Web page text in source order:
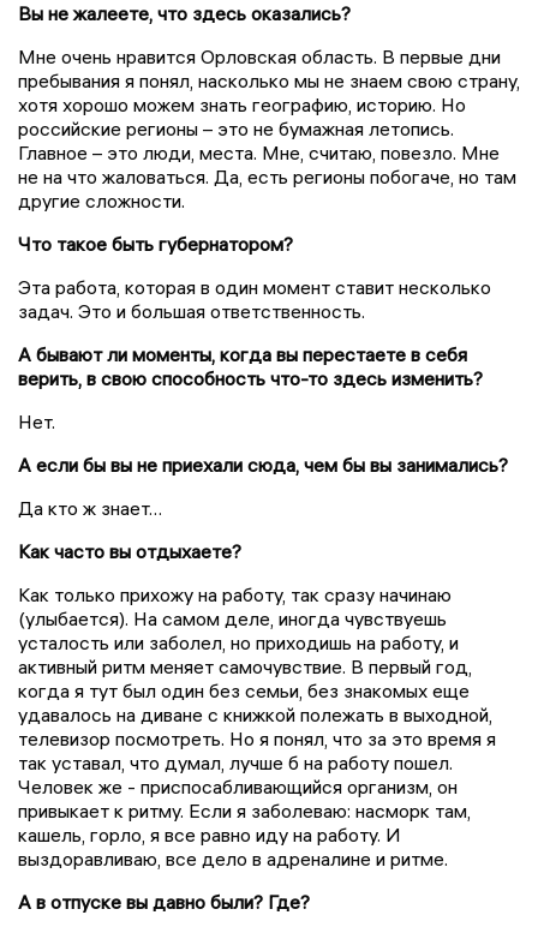
Вы не жалеете, что здесь оказались?
Мне очень нравится Орловская область. В первые дни
пребывания я понял, насколько мы не знаем свою страну,
хотя хорошо можем знать географию, историю. Но
российские регионы – это не бумажная летопись.
Главное – это люди, места. Мне, считаю, повезло. Мне
не на что жаловаться. Да, есть регионы побогаче, но там
другие сложности.
Что такое быть губернатором?
Эта работа, которая в один момент ставит несколько
задач. Это и большая ответственность.
А бывают ли моменты, когда вы перестаете в себя
верить, в свою способность что-то здесь изменить?
Нет.
А если бы вы не приехали сюда, чем бы вы занимались?
Да кто ж знает…
Как часто вы отдыхаете?
Как только прихожу на работу, так сразу начинаю
(улыбается). На самом деле, иногда чувствуешь
усталость или заболел, но приходишь на работу, и
активный ритм меняет самочувствие. В первый год,
когда я тут был один без семьи, без знакомых еще
удавалось на диване с книжкой полежать в выходной,
телевизор посмотреть. Но я понял, что за это время я
так уставал, что думал, лучше б на работу пошел.
Человек же - приспосабливающийся организм, он
привыкает к ритму. Если я заболеваю: насморк там,
кашель, горло, я все равно иду на работу. И
выздоравливаю, все дело в адреналине и ритме.
А в отпуске вы давно были? Где?